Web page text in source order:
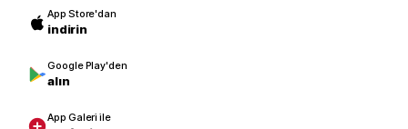
App Store'dan
indirin
Google Play'den
alın
App Galeri ile